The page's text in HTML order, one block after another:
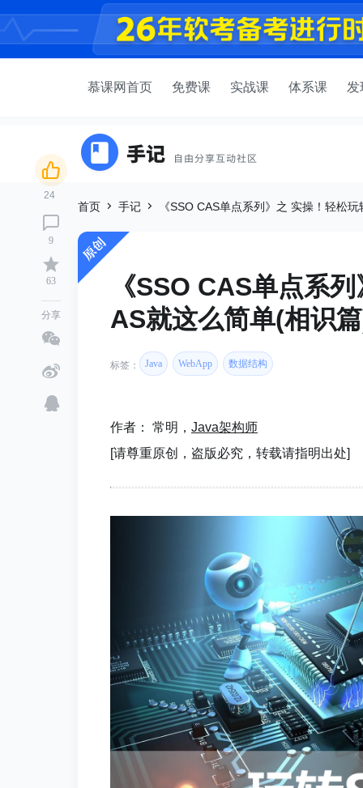
慕课网首页 免费课 实战课 体系课 发
首页 手记 《SSO CAS单点系列》之 实操！轻松
24
9
63
分享
《SSO CAS单点系
AS就这么简单(相识
标签： Java WebApp 数据结构
作者： 常明， Java架构师
[请尊重原创，盗版必究，转载请指明出处]